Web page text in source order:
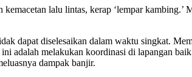
lalu lintas, kerap ‘lempar kambing.’
dapat diselesaikan dalam waktu singkat.
adalah melakukan koordinasi di lapangan
dampak banjir.